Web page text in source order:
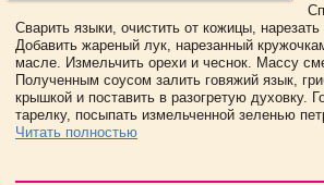
Сварить языки, очистить от кожицы,
Добавить жареный лук, нарезанный
масле. Измельчить орехи и чеснок. Массу
Полученным соусом залить говяжий язык,
крышкой и поставить в разогретую духовку.
тарелку, посыпать измельченной зеленью
Читать полностью